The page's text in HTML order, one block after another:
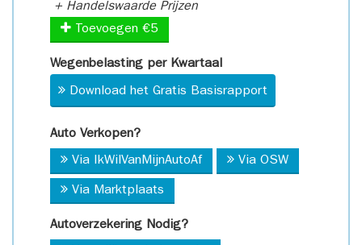
+ Handelswaarde Prijzen
Toevoegen €5
Wegenbelasting per Kwartaal
Download het Gratis Basisrapport
Auto Verkopen?
Via IkWilVanMijnAutoAf Via OSW
Via Marktplaats
Autoverzekering Nodig?